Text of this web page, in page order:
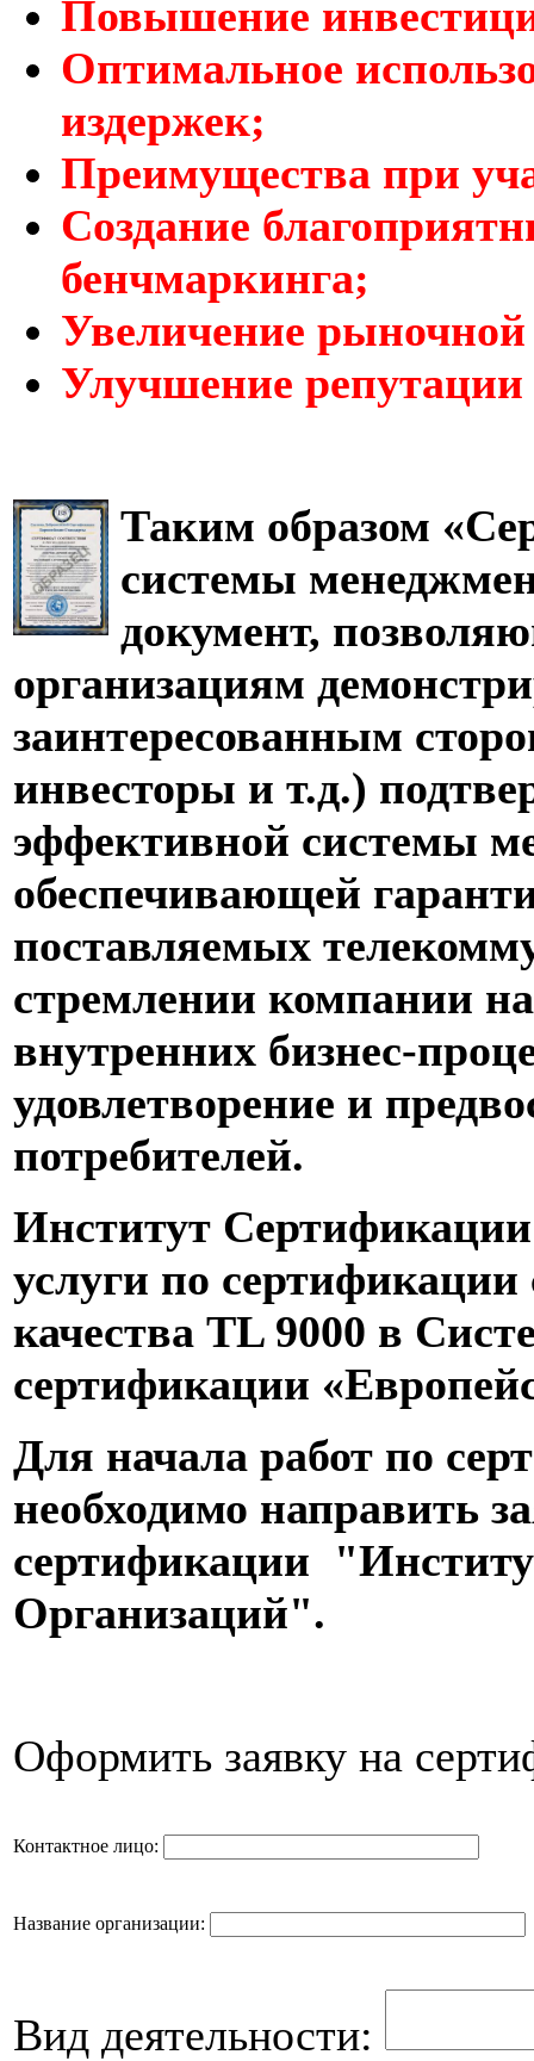
Повышение
Оптимальное
издержек;
Преимущества при
Создание
бенчмаркинга;
Увеличение
Улучшение репутации
Таким образом
системы
документ,
организациям
заинтересованным
инвесторы и т.д.)
эффективной системы
обеспечивающей
поставляемых
стремлении компании
внутренних бизнес-
удовлетворение и
потребителей.
Институт
услуги по
качества TL 9000 в
сертификации
Для начала работ по
необходимо направить
сертификации
Организаций".
Оформить заявку на
Контактное лицо:
Название организации:
Вид деятельности: